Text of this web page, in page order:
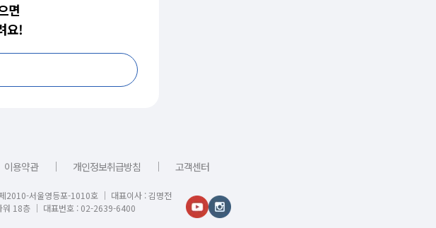
면
요!
이용약관 ｜ 개인정보취급방침 ｜ 고객센터
2010-서울영등포-1010호 │ 대표이사 : 김명전
워 18층 │ 대표번호 : 02-2639-6400